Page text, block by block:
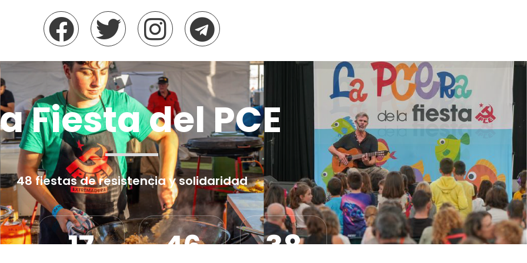
Fiesta del PCE
48 fiestas de resistencia y solidaridad
17 46 37